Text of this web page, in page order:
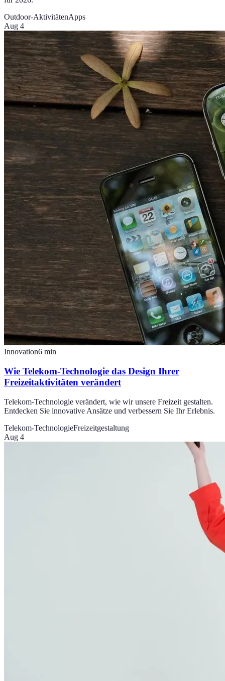
Outdoor-AktivitätenApps
Aug 4
Innovation6 min
Wie Telekom-Technologie das Design Ihrer
Freizeitaktivitäten verändert
Telekom-Technologie verändert, wie wir unsere Freizeit gestalten.
Entdecken Sie innovative Ansätze und verbessern Sie Ihr Erlebnis.
Telekom-TechnologieFreizeitgestaltung
Aug 4